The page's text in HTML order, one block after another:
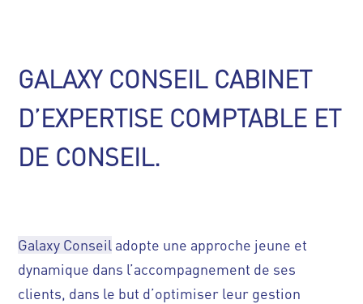
GALAXY CONSEIL CABINET
D’EXPERTISE COMPTABLE ET
DE CONSEIL.
Galaxy Conseil adopte une approche jeune et
dynamique dans l’accompagnement de ses
clients, dans le but d’optimiser leur gestion